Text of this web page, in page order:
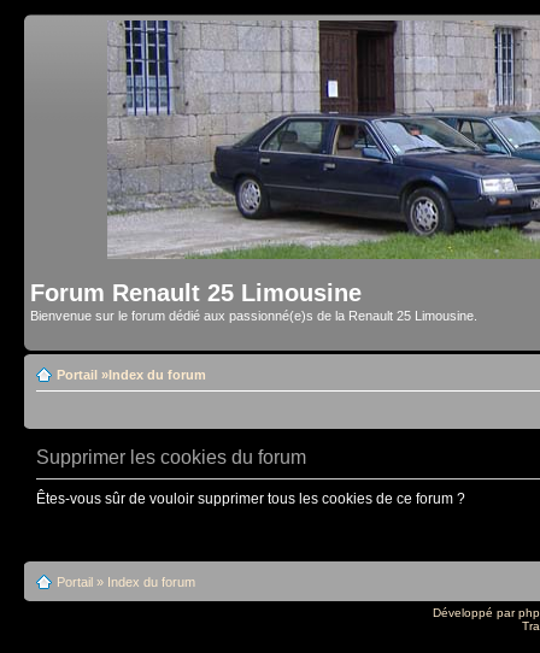
Forum Renault 25 Limousine
Bienvenue sur le forum dédié aux passionné(e)s de la Renault 25 Limousine.
Portail »Index du forum
Supprimer les cookies du forum
Êtes-vous sûr de vouloir supprimer tous les cookies de ce forum ?
Portail » Index du forum
Développé par